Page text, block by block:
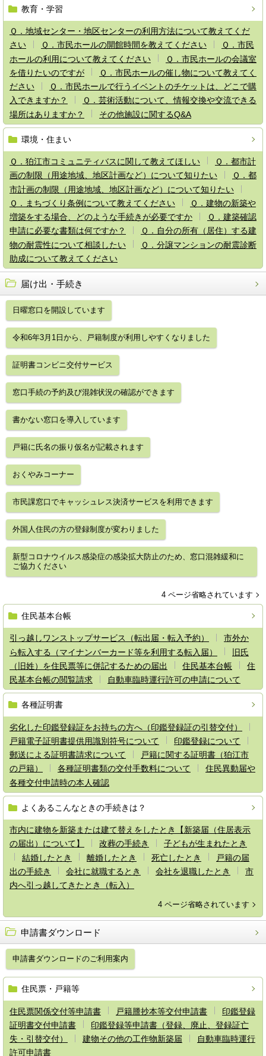
教育・学習
Ｑ．地域センター・地区センターの利用方法について教えてくだ
さい
Ｑ．市民ホールの開館時間を教えてください
Ｑ．市民
ホールの利用について教えてください
Ｑ．市民ホールの会議室
を借りたいのですが
Ｑ．市民ホールの催し物について教えてく
ださい
Ｑ．市民ホールで行うイベントのチケットは、どこで購
入できますか？
Ｑ．芸術活動について、情報交換や交流できる
場所はありますか？
その他施設に関するQ&A
環境・住まい
Ｑ．狛江市コミュニティバスに関して教えてほしい
Ｑ．都市計
画の制限（用途地域、地区計画など）について知りたい
Ｑ．都
市計画の制限（用途地域、地区計画など）について知りたい
Ｑ．まちづくり条例について教えてください
Ｑ．建物の新築や
増築をする場合、どのような手続きが必要ですか
Ｑ．建築確認
申請に必要な書類は何ですか？
Ｑ．自分の所有（居住）する建
物の耐震性について相談したい
Ｑ．分譲マンションの耐震診断
助成について教えてください
届け出・手続き
日曜窓口を開設しています
令和6年3月1日から、戸籍制度が利用しやすくなりました
証明書コンビニ交付サービス
窓口手続の予約及び混雑状況の確認ができます
書かない窓口を導入しています
戸籍に氏名の振り仮名が記載されます
おくやみコーナー
市民課窓口でキャッシュレス決済サービスを利用できます
外国人住民の方の登録制度が変わりました
新型コロナウイルス感染症の感染拡大防止のため、窓口混雑緩和に
ご協力ください
4 ページ省略されています
住民基本台帳
引っ越しワンストップサービス（転出届・転入予約）
市外か
ら転入する（マイナンバーカード等を利用する転入届）
旧氏
（旧姓）を住民票等に併記するための届出
住民基本台帳
住
民基本台帳の閲覧請求
自動車臨時運行許可の申請について
各種証明書
劣化した印鑑登録証をお持ちの方へ（印鑑登録証の引替交付）
戸籍電子証明書提供用識別符号について
印鑑登録について
郵送による証明書請求について
戸籍に関する証明書（狛江市
の戸籍）
各種証明書類の交付手数料について
住民異動届や
各種交付申請時の本人確認
よくあるこんなときの手続きは？
市内に建物を新築または建て替えをしたとき【新築届（住居表示
の届出）について】
改葬の手続き
子どもが生まれたとき
結婚したとき
離婚したとき 死亡したとき
戸籍の届
出の手続き
会社に就職するとき 会社を退職したとき
市
内へ引っ越してきたとき（転入）
4 ページ省略されています
申請書ダウンロード
申請書ダウンロードのご利用案内
住民票・戸籍等
住民票関係交付等申請書 戸籍謄抄本等交付申請書
印鑑登録
証明書交付申請書
印鑑登録等申請書（登録、廃止、登録証亡
失・引替交付）
建物その他の工作物新築届
自動車臨時運行
許可申請書